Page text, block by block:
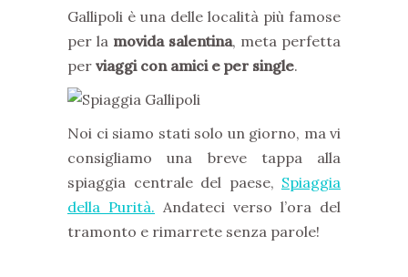
Gallipoli è una delle località più famose
per la movida salentina, meta perfetta
per viaggi con amici e per single.
Noi ci siamo stati solo un giorno, ma vi
consigliamo una breve tappa alla
spiaggia centrale del paese, Spiaggia
della Purità. Andateci verso l’ora del
tramonto e rimarrete senza parole!